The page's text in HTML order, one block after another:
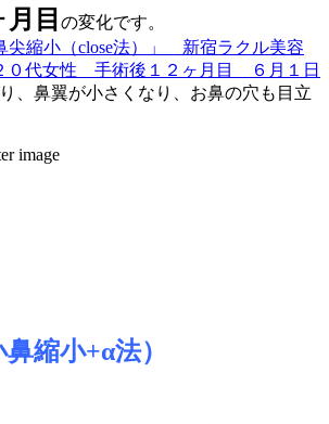
目 の変化です。
、鼻翼が小さくなり、お鼻の穴も目立
縮小+α法）